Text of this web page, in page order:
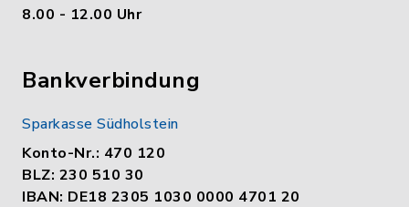
8.00 - 12.00 Uhr
Bankverbindung
Sparkasse Südholstein
Konto-Nr.: 470 120
BLZ: 230 510 30
IBAN: DE18 2305 1030 0000 4701 20